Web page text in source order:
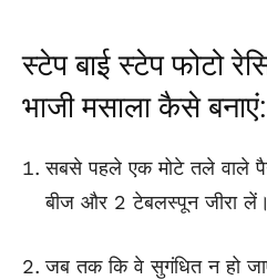
स्टेप बाई स्टेप फोटो
भाजी मसाला कैसे बनाएं:
सबसे पहले एक मोटे तले वाले
बीज और 2 टेबलस्पून जीरा लें।
जब तक कि वे सुगंधित न हो